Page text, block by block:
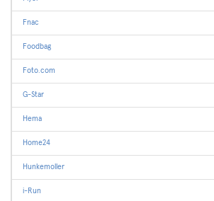
Fnac
Foodbag
Foto.com
G-Star
Hema
Home24
Hunkemoller
i-Run